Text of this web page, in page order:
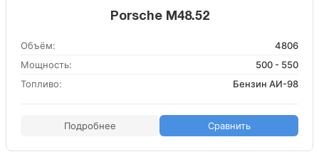
Porsche M48.52
Объём:
4806
Мощность:
500 - 550
Топливо:
Бензин АИ-98
Подробнее Сравнить